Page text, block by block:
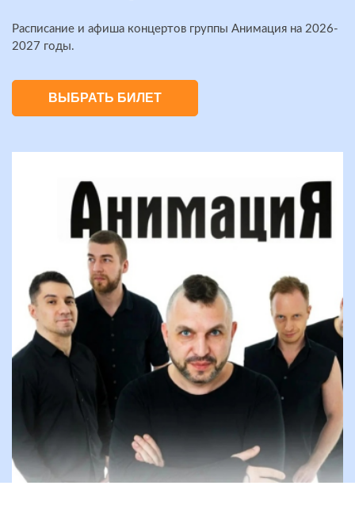
Расписание и афиша концертов группы Анимация на 2026-
2027 годы.
ВЫБРАТЬ БИЛЕТ